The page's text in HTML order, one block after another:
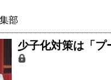
部
少子化対策は「プ